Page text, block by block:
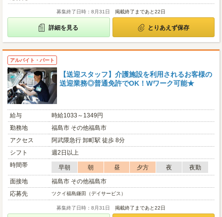
募集終了日時：8月31日 掲載終了まであと22日
詳細を見る とりあえず保存
アルバイト・パート
【送迎スタッフ】介護施設を利用されるお客様の
送迎業務◎普通免許でOK！Wワーク可能★
給与
時給1033～1349円
勤務地
福島市 その他福島市
アクセス
阿武隈急行 卸町駅 徒歩 8分
シフト
週2日以上
時間帯
早朝 朝 昼 夕方 夜
夜勤
面接地
福島市 その他福島市
応募先
ツクイ福島鎌田（デイサービス）
募集終了日時：8月31日 掲載終了まであと22日